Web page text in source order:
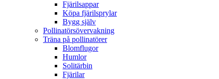
Fjärilsappar
Köpa fjärilsprylar
Bygg själv
Pollinatörsövervakning
Träna på pollinatörer
Blomflugor
Humlor
Solitärbin
Fjärilar